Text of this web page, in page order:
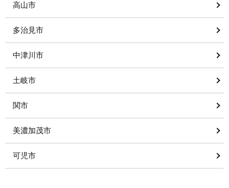
高山市
多治見市
中津川市
土岐市
関市
美濃加茂市
可児市